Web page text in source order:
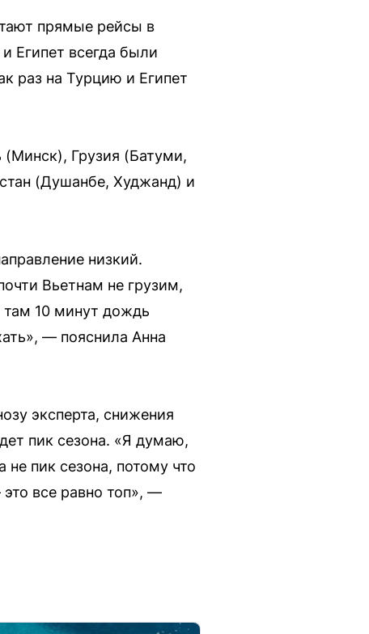
прямые рейсы в
Египет всегда были
раз на Турцию и Египет
Грузия (Батуми,
(Душанбе, Худжанд) и
низкий.
Вьетнам не грузим,
там 10 минут дождь
— пояснила Анна
эксперта, снижения
пик сезона. «Я думаю,
пик сезона, потому что
все равно топ», —